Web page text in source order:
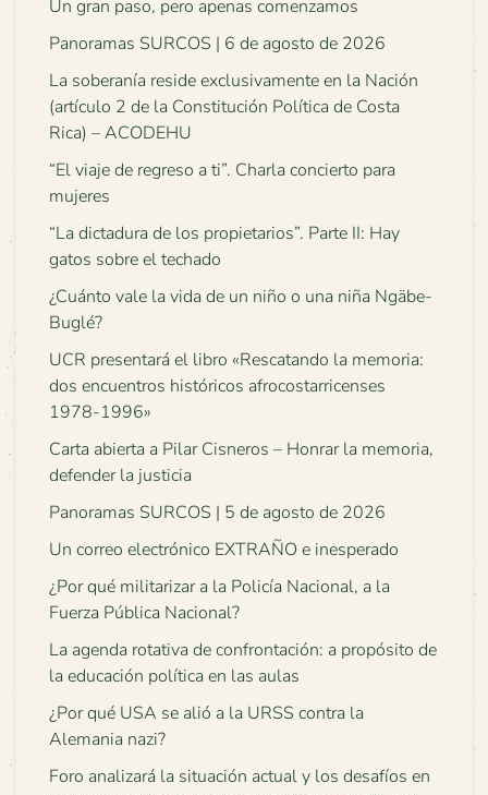
Un gran paso, pero apenas comenzamos
Panoramas SURCOS | 6 de agosto de 2026
La soberanía reside exclusivamente en la Nación
(artículo 2 de la Constitución Política de Costa
Rica) – ACODEHU
“El viaje de regreso a ti”. Charla concierto para
mujeres
“La dictadura de los propietarios”. Parte II: Hay
gatos sobre el techado
¿Cuánto vale la vida de un niño o una niña Ngäbe-
Buglé?
UCR presentará el libro «Rescatando la memoria:
dos encuentros históricos afrocostarricenses
1978-1996»
Carta abierta a Pilar Cisneros – Honrar la memoria,
defender la justicia
Panoramas SURCOS | 5 de agosto de 2026
Un correo electrónico EXTRAÑO e inesperado
¿Por qué militarizar a la Policía Nacional, a la
Fuerza Pública Nacional?
La agenda rotativa de confrontación: a propósito de
la educación política en las aulas
¿Por qué USA se alió a la URSS contra la
Alemania nazi?
Foro analizará la situación actual y los desafíos en